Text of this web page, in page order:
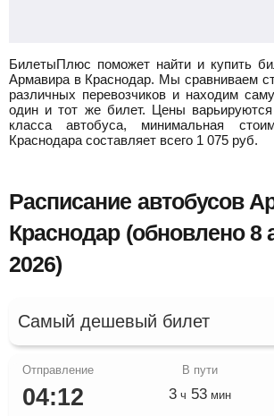
БилетыПлюс поможет найти и купить
Армавира в Краснодар. Мы сравниваем
различных перевозчиков и находим
один и тот же билет. Цены
класса автобуса, минимальная
Краснодара составляет всего 1 075 руб.
Расписание автобусов
Краснодар (обновлено 8
2026)
Самый дешевый билет
04:12 3 ч 53 мин